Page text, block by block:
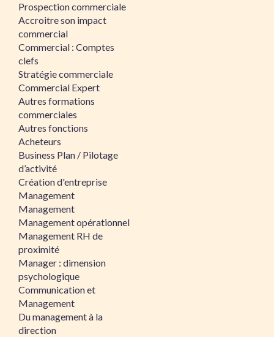
Prospection commerciale
Accroitre son impact
commercial
Commercial : Comptes
clefs
Stratégie commerciale
Commercial Expert
Autres formations
commerciales
Autres fonctions
Acheteurs
Business Plan / Pilotage
d’activité
Création d'entreprise
Management
Management
Management opérationnel
Management RH de
proximité
Manager : dimension
psychologique
Communication et
Management
Du management à la
direction